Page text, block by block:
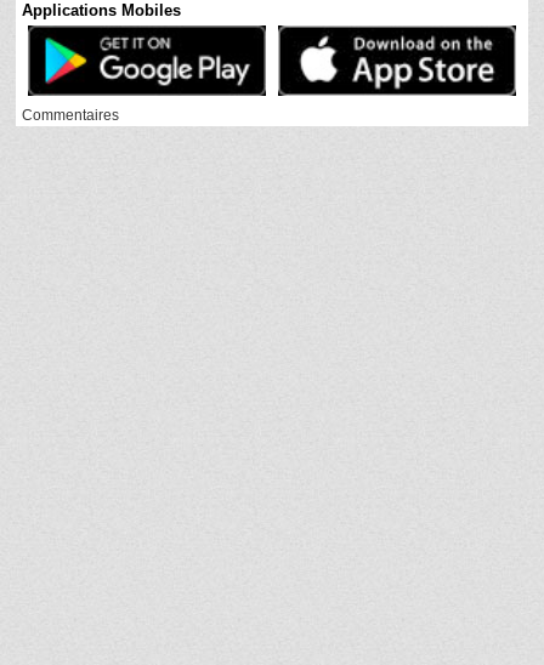
Applications Mobiles
Commentaires